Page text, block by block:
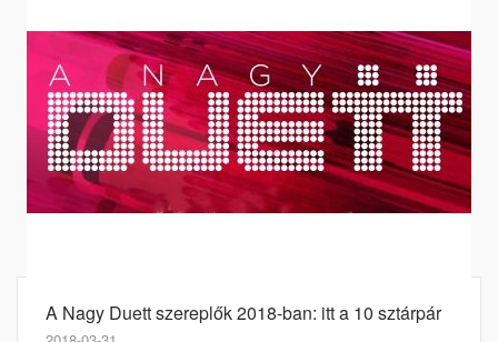
A Nagy Duett szereplők 2018-ban: itt a 10 sztárpár